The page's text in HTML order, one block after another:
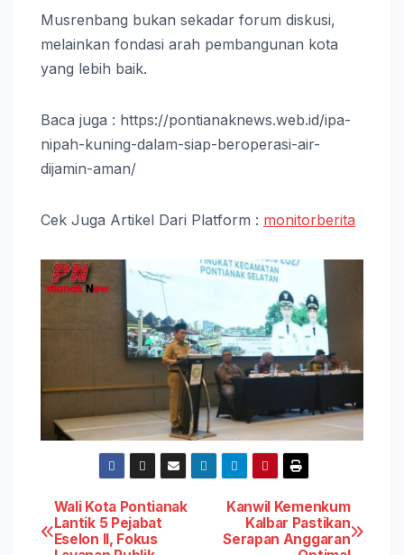
Musrenbang bukan sekadar forum diskusi,
melainkan fondasi arah pembangunan kota
yang lebih baik.
Baca juga : https://pontianaknews.web.id/ipa-
nipah-kuning-dalam-siap-beroperasi-air-
dijamin-aman/
Cek Juga Artikel Dari Platform : monitorberita
Post
Kanwil Kemenkum
Kalbar Pastikan
Serapan Anggaran
Wali Kota Pontianak
Lantik 5 Pejabat
Eselon II, Fokus